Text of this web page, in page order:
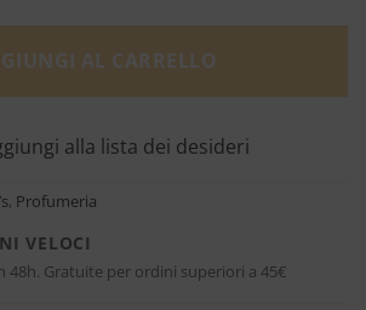
AL CARRELLO
alla lista dei desideri
, Profumeria
VELOCI
48h. Gratuite per ordini superiori a 45€